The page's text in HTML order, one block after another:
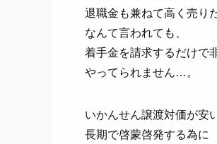
退職金も兼ねて高く売り
なんて言われても、
着手金を請求するだけで
やってられません…。
いかんせん譲渡対価が安
長期で啓蒙啓発する為に